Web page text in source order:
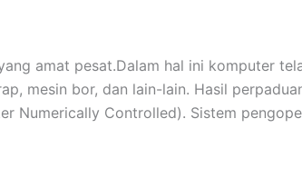
amat pesat.Dalam hal ini komputer
mesin bor, dan lain-lain. Hasil
Numerically Controlled). Sistem